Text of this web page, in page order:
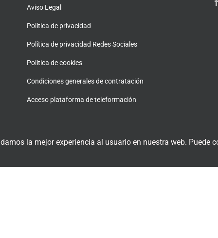
Aviso Legal
Política de privacidad
Política de privacidad Redes Sociales
Política de cookies
Condiciones generales de contratación
Acceso plataforma de teleformación
la mejor experiencia al usuario en nuestra web. Puede